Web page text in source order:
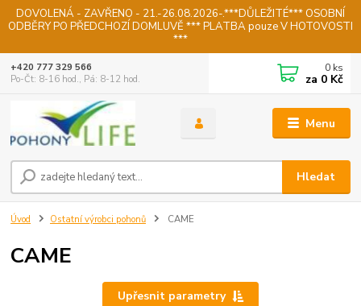
DOVOLENÁ - ZAVŘENO - 21.-26.08.2026-.***DŮLEŽITÉ*** OSOBNÍ
ODBĚRY PO PŘEDCHOZÍ DOMLUVĚ *** PLATBA pouze V HOTOVOSTI
***
Menu
Hledat
+420 777 329 566
Po-Čt: 8-16 hod., Pá: 8-12 hod.
0 ks
za 0 Kč
Úvod Ostatní výrobci pohonů CAME
CAME
Upřesnit parametry